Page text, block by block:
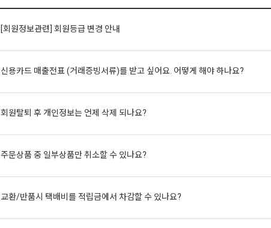
[회원정보관련] 회원등급 변경 안내
신용카드 매출전표 (거래증빙서류)를 받고 싶어요. 어떻게 해야 하나요?
회원탈퇴 후 개인정보는 언제 삭제 되나요?
주문상품 중 일부상품만 취소할 수 있나요?
교환/반품시 택배비를 적립금에서 차감할 수 있나요?